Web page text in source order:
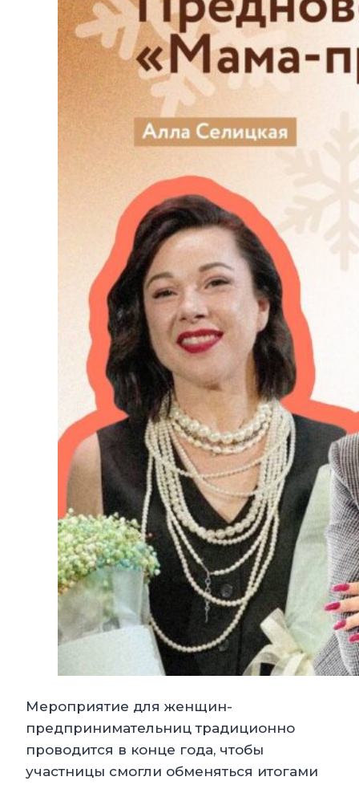
Мероприятие для женщин-
предпринимательниц традиционно
проводится в конце года, чтобы
участницы смогли обменяться итогами